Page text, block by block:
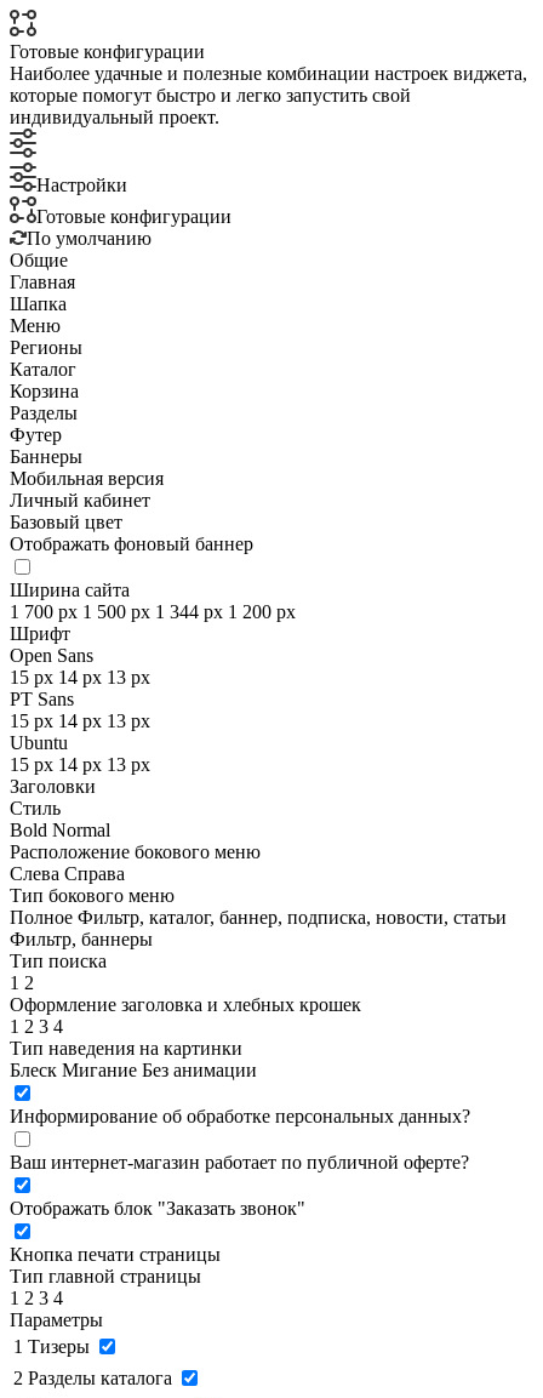
Готовые конфигурации
Наиболее удачные и полезные комбинации настроек виджета,
которые помогут быстро и легко запустить свой
индивидуальный проект.
Настройки
Готовые конфигурации
По умолчанию
Общие
Главная
Шапка
Меню
Регионы
Каталог
Корзина
Разделы
Футер
Баннеры
Мобильная версия
Личный кабинет
Базовый цвет
Отображать фоновый баннер
Ширина сайта
1 700 px 1 500 px 1 344 px 1 200 px
Шрифт
Open Sans
15 px 14 px 13 px
PT Sans
15 px 14 px 13 px
Ubuntu
15 px 14 px 13 px
Заголовки
Стиль
Bold Normal
Расположение бокового меню
Слева Справа
Тип бокового меню
Полное Фильтр, каталог, баннер, подписка, новости, статьи
Фильтр, баннеры
Тип поиска
1 2
Оформление заголовка и хлебных крошек
1 2 3 4
Тип наведения на картинки
Блеск Мигание Без анимации
Информирование об обработке персональных данных?
Ваш интернет-магазин работает по публичной оферте?
Отображать блок "Заказать звонок"
Кнопка печати страницы
Тип главной страницы
1 2 3 4
Параметры
1 Тизеры
2 Разделы каталога